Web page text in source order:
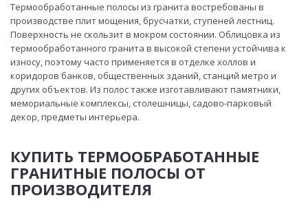
Термообработанные полосы из гранита востребованы в
производстве плит мощения, брусчатки, ступеней лестниц.
Поверхность не скользит в мокром состоянии. Облицовка из
термообработанного гранита в высокой степени устойчива к
износу, поэтому часто применяется в отделке холлов и
коридоров банков, общественных зданий, станций метро и
других объектов. Из полос также изготавливают памятники,
мемориальные комплексы, столешницы, садово-парковый
декор, предметы интерьера.
КУПИТЬ ТЕРМООБРАБОТАННЫЕ
ГРАНИТНЫЕ ПОЛОСЫ ОТ
ПРОИЗВОДИТЕЛЯ